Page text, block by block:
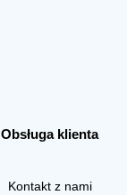
Obsługa klienta
Kontakt z nami